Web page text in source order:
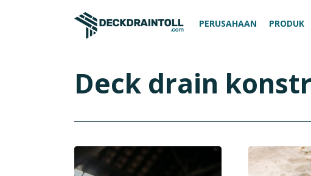
PERUSAHAAN PRODUK
Deck drain